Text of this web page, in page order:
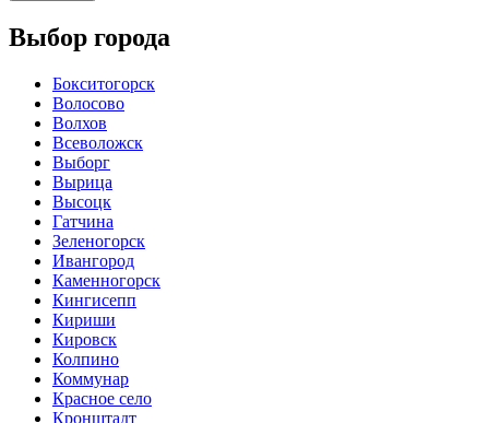
Выбор города
Бокситогорск
Волосово
Волхов
Всеволожск
Выборг
Вырица
Высоцк
Гатчина
Зеленогорск
Ивангород
Каменногорск
Кингисепп
Кириши
Кировск
Колпино
Коммунар
Красное село
Кронштадт